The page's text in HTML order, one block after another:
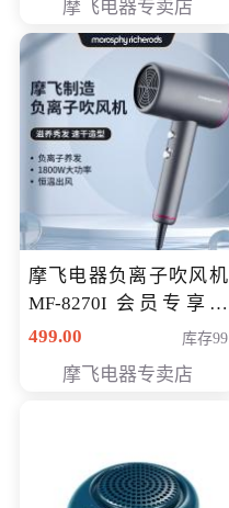
摩飞电器专卖店
摩飞电器负离子吹风机
MF-8270I 会员专享价
369元
499.00 库存99
摩飞电器专卖店